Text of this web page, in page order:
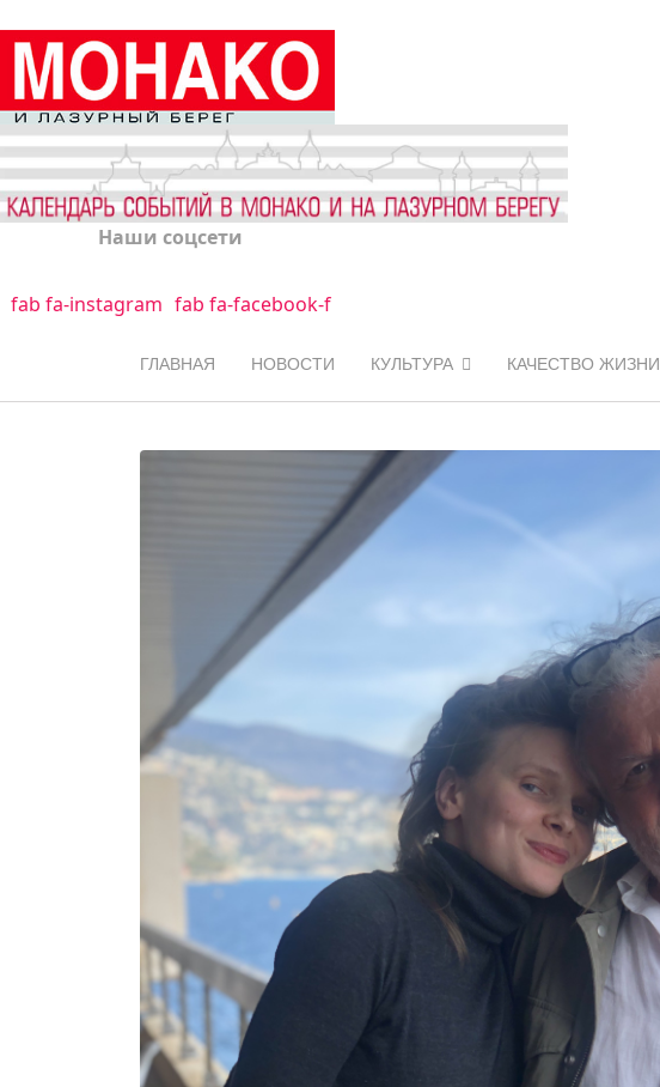
Наши соцсети
fab fa-instagram fab fa-facebook-f
ГЛАВНАЯ НОВОСТИ КУЛЬТУРА КАЧЕСТВО ЖИЗНИ